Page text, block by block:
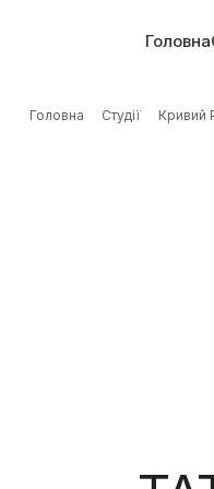
Головна
Головна Студії Кривий